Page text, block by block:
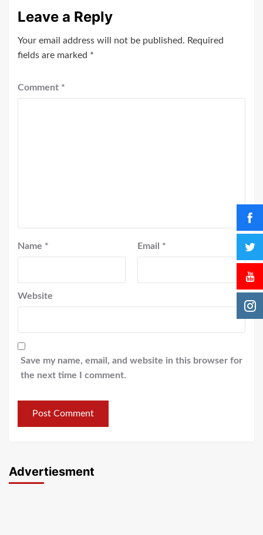
Leave a Reply
Your email address will not be published. Required
fields are marked *
Comment *
Name * Email *
Website
Save my name, email, and website in this browser for
the next time I comment.
Advertiesment